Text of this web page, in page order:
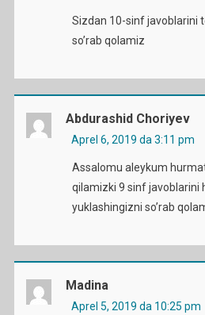
Sizdan 10-sinf javoblarini
so’rab qolamiz
Abdurashid Choriyev
Aprel 6, 2019 da 3:11 pm
Assalomu aleykum
qilamizki 9 sinf javoblarini
yuklashingizni so’rab
Madina
Aprel 5, 2019 da 10:25 pm